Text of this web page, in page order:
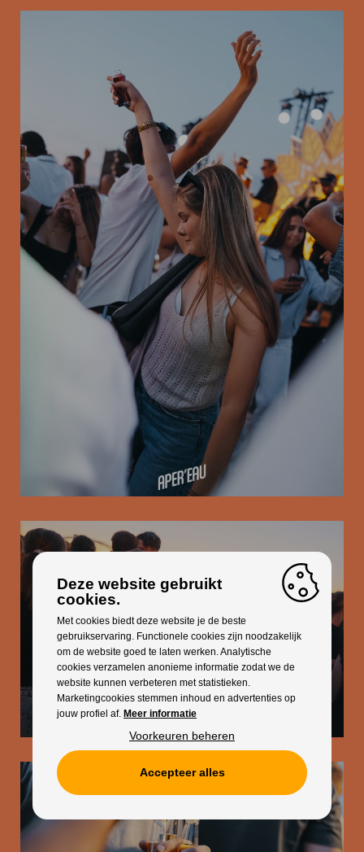
Deze website gebruikt
cookies.
Met cookies biedt deze website je de beste
gebruikservaring. Functionele cookies zijn noodzakelijk
om de website goed te laten werken. Analytische
cookies verzamelen anonieme informatie zodat we de
website kunnen verbeteren met statistieken.
Marketingcookies stemmen inhoud en advertenties op
jouw profiel af. Meer informatie
Voorkeuren beheren
Accepteer alles